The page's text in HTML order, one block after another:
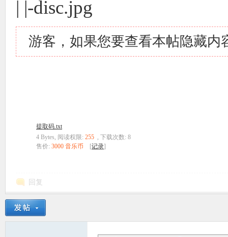
| |-disc.jpg
游客，如果您要查看本帖隐藏内
提取码.txt
4 Bytes, 阅读权限: 255 , 下载次数: 8
售价: 3000 音乐币 [记录]
回复